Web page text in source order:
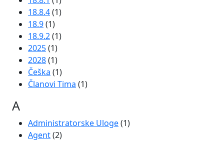
18.8.4(1)
18.9(1)
18.9.2(1)
2025(1)
2028(1)
Češka (1)
Članovi Tima (1)
A
Administratorske Uloge(1)
Agent(2)